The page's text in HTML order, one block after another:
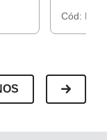
Cód: